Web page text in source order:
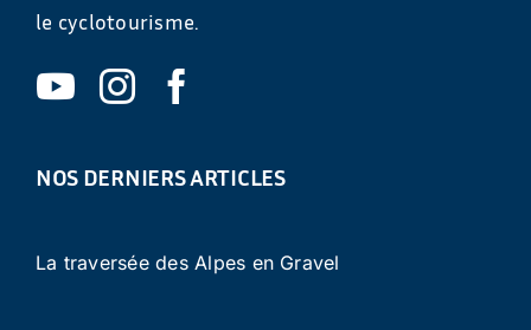
le cyclotourisme.
NOS DERNIERS ARTICLES
La traversée des Alpes en Gravel